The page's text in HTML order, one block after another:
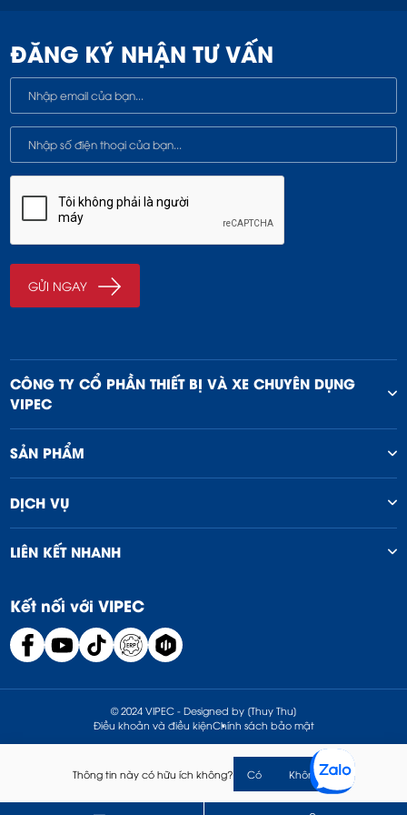
Thông tin này có hữu ích không? Có Không
ĐĂNG KÝ NHẬN TƯ VẤN
CÔNG TY CỔ PHẦN THIẾT BỊ VÀ XE CHUYÊN DỤNG
VIPEC
SẢN PHẨM
DỊCH VỤ
LIÊN KẾT NHANH
Kết nối với VIPEC
© 2024 VIPEC - Designed by [Thuy Thu]
Điều khoản và điều kiệnChính sách bảo mật